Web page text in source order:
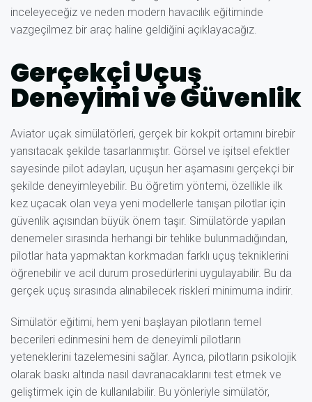
inceleyeceğiz ve neden modern havacılık eğitiminde
vazgeçilmez bir araç haline geldiğini açıklayacağız.
Gerçekçi Uçuş
Deneyimi ve Güvenlik
Aviator uçak simülatörleri, gerçek bir kokpit ortamını birebir
yansıtacak şekilde tasarlanmıştır. Görsel ve işitsel efektler
sayesinde pilot adayları, uçuşun her aşamasını gerçekçi bir
şekilde deneyimleyebilir. Bu öğretim yöntemi, özellikle ilk
kez uçacak olan veya yeni modellerle tanışan pilotlar için
güvenlik açısından büyük önem taşır. Simülatörde yapılan
denemeler sırasında herhangi bir tehlike bulunmadığından,
pilotlar hata yapmaktan korkmadan farklı uçuş tekniklerini
öğrenebilir ve acil durum prosedürlerini uygulayabilir. Bu da
gerçek uçuş sırasında alınabilecek riskleri minimuma indirir.
Simülatör eğitimi, hem yeni başlayan pilotların temel
becerileri edinmesini hem de deneyimli pilotların
yeteneklerini tazelemesini sağlar. Ayrıca, pilotların psikolojik
olarak baskı altında nasıl davranacaklarını test etmek ve
geliştirmek için de kullanılabilir. Bu yönleriyle simülatör,